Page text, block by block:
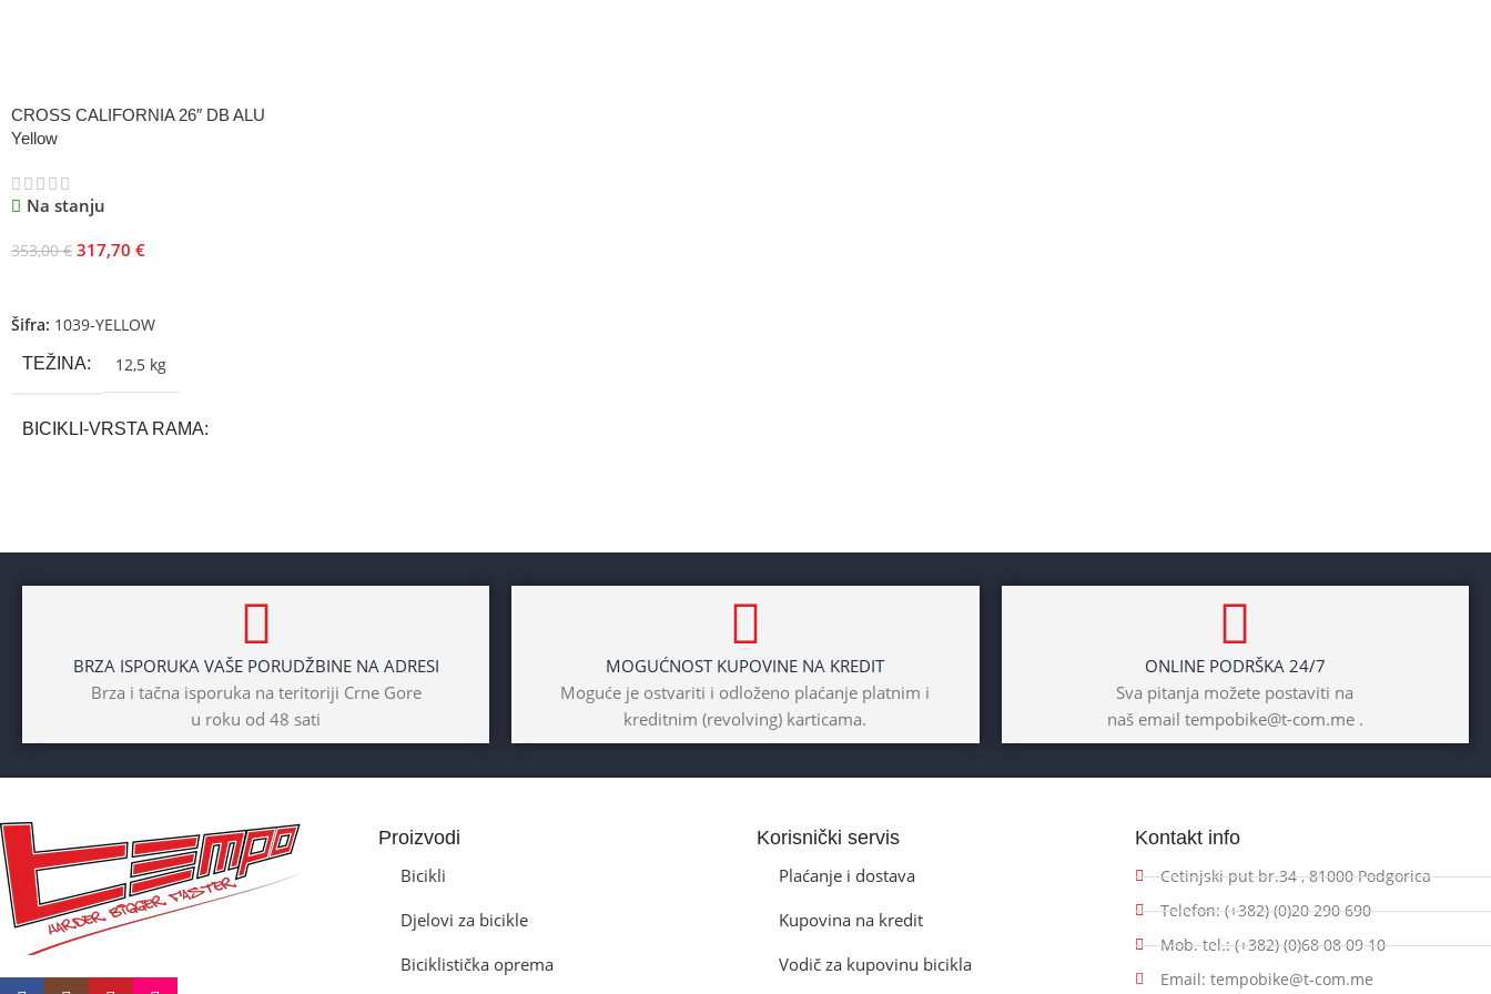
CROSS CALIFORNIA 26″ DB ALU
Yellow
Na stanju
353,00€ 317,70 €
Šifra: 1039-YELLOW
TEŽINA 12,5 kg
BICIKLI-VRSTA RAMA
BRAND Cross
Dječaci,Djevojčice,Unisex
Prednji amotrizer
BOJA Žuta
BICIKLI-UZRAST DJETETA
BRZA ISPORUKA VAŠE PORUDŽBINE NA ADRESI
Brza i tačna isporuka na teritoriji Crne Gore
u roku od 48 sati
MOGUĆNOST KUPOVINE NA KREDIT
Moguće je ostvariti i odloženo plaćanje platnim i
kreditnim (revolving) karticama.
ONLINE PODRŠKA 24/7
Sva pitanja možete postaviti na
naš email tempobike@t-com.me .
Proizvodi
Bicikli
Djelovi za bicikle
Biciklistička oprema
Korisnički servis
Plaćanje i dostava
Kupovina na kredit
Vodič za kupovinu bicikla
Kontakt info
Cetinjski put br.34 , 81000 Podgorica
Telefon: (+382) (0)20 290 690
Mob. tel.: (+382) (0)68 08 09 10
Email: tempobike@t-com.me